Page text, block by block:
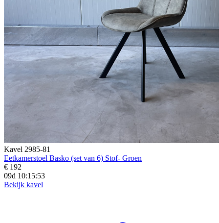
Kavel 2985-81
Eetkamerstoel Basko (set van 6) Stof- Groen
€ 192
09d 10:15:52
Bekijk kavel